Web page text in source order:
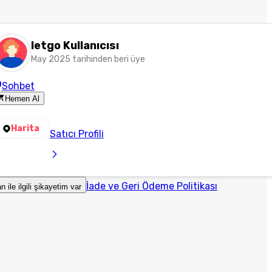
letgo Kullanıcısı
May 2025 tarihinden beri üye
Sohbet
Hemen Al
Harita Satıcı Profili
ile ilgili şikayetim var İade ve Geri Ödeme Politikası